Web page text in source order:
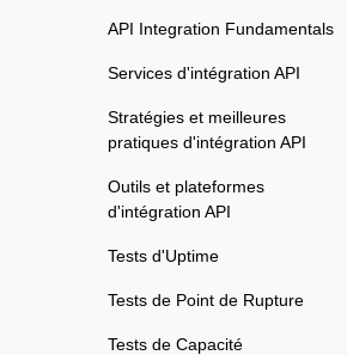
API Integration Fundamentals
Services d'intégration API
Stratégies et meilleures
pratiques d'intégration API
Outils et plateformes
d'intégration API
Tests d'Uptime
Tests de Point de Rupture
Tests de Capacité